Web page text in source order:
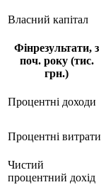
Власний капітал
Фінрезультати, з
поч. року (тис.
грн.)
Процентні доходи
Процентні витрати
Чистий
процентний дохід